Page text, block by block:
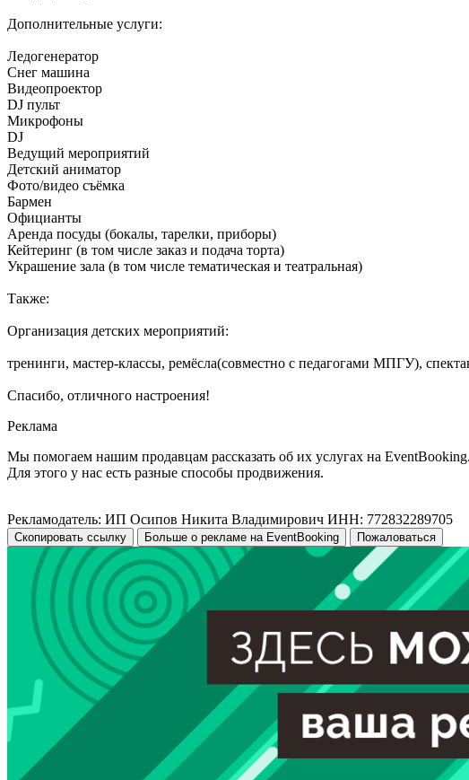
Дополнительные услуги:
Ледогенератор
Снег машина
Видеопроектор
DJ пульт
Микрофоны
DJ
Ведущий мероприятий
Детский аниматор
Фото/видео съёмка
Бармен
Официанты
Аренда посуды (бокалы, тарелки, приборы)
Кейтеринг (в том числе заказ и подача торта)
Украшение зала (в том числе тематическая и театральная)
Также:
Организация детских мероприятий:
тренинги, мастер-классы, ремёсла(совместно с педагогами МПГУ),
Спасибо, отличного настроения!
Реклама
Мы помогаем нашим продавцам рассказать об их услугах на EventBooking.
Для этого у нас есть разные способы продвижения.
Рекламодатель: ИП Осипов Никита Владимирович ИНН: 772832289705
Скопировать ссылку Больше о рекламе на EventBooking Пожаловаться